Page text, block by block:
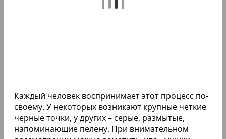
Каждый человек воспринимает этот процесс по-
своему. У некоторых возникают крупные четкие
черные точки, у других – серые, размытые,
напоминающие пелену. При внимательном